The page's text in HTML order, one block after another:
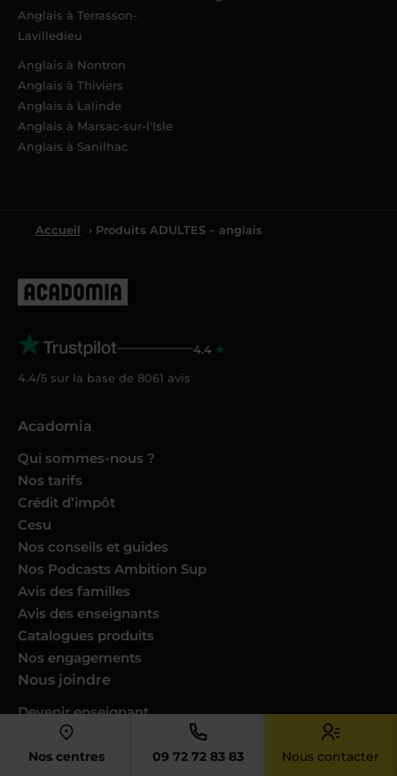
Nos centres 09 72 72 83 83 Nous contacter
Anglais à Terrasson-
Lavilledieu
Anglais à Nontron
Anglais à Thiviers
Anglais à Lalinde
Anglais à Marsac-sur-l'Isle
Anglais à Sanilhac
Accueil › Produits ADULTES – anglais
4.4
4.4/5 sur la base de 8061 avis
Acadomia
Qui sommes-nous ?
Nos tarifs
Crédit d’impôt
Cesu
Nos conseils et guides
Nos Podcasts Ambition Sup
Avis des familles
Avis des enseignants
Catalogues produits
Nos engagements
Nous joindre
Devenir enseignant
Devenir professeur musique
Trouver un cours dans ma ville